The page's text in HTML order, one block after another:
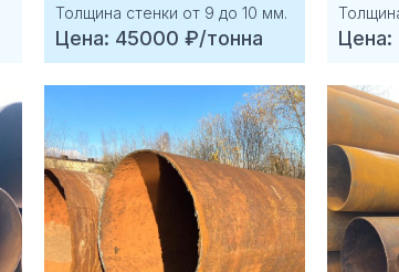
Толщина стенки от 9 до 10 мм.
Цена: 45000 ₽/тонна Цена: